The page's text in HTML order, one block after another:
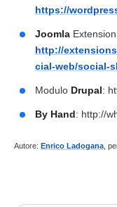
https://
Joomla
http://
cial-web/social-
Modulo Drupal:
By Hand: http://
Autore: Enrico Ladogana ,